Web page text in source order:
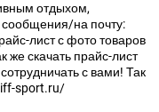
отдыхом,
на почту:
лист с фото товаров
же скачать прайс-лист
с вами! Так
sport.ru/